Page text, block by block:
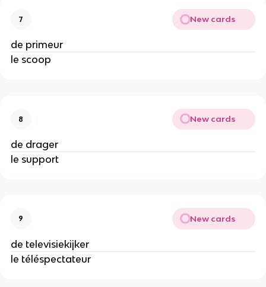
7 New cards
de primeur
le scoop
8 New cards
de drager
le support
9 New cards
de televisiekijker
le téléspectateur